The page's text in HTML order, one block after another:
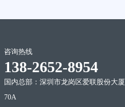
咨询热线
138-2652-8954
国内总部：深圳市龙岗区爱联股份大厦
70A